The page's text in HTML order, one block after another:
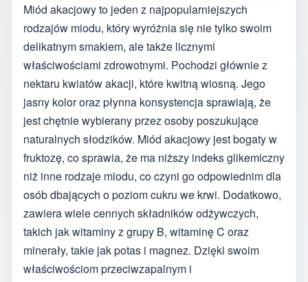
Miód akacjowy to jeden z najpopularniejszych
rodzajów miodu, który wyróżnia się nie tylko swoim
delikatnym smakiem, ale także licznymi
właściwościami zdrowotnymi. Pochodzi głównie z
nektaru kwiatów akacji, które kwitną wiosną. Jego
jasny kolor oraz płynna konsystencja sprawiają, że
jest chętnie wybierany przez osoby poszukujące
naturalnych słodzików. Miód akacjowy jest bogaty w
fruktozę, co sprawia, że ma niższy indeks glikemiczny
niż inne rodzaje miodu, co czyni go odpowiednim dla
osób dbających o poziom cukru we krwi. Dodatkowo,
zawiera wiele cennych składników odżywczych,
takich jak witaminy z grupy B, witaminę C oraz
minerały, takie jak potas i magnez. Dzięki swoim
właściwościom przeciwzapalnym i